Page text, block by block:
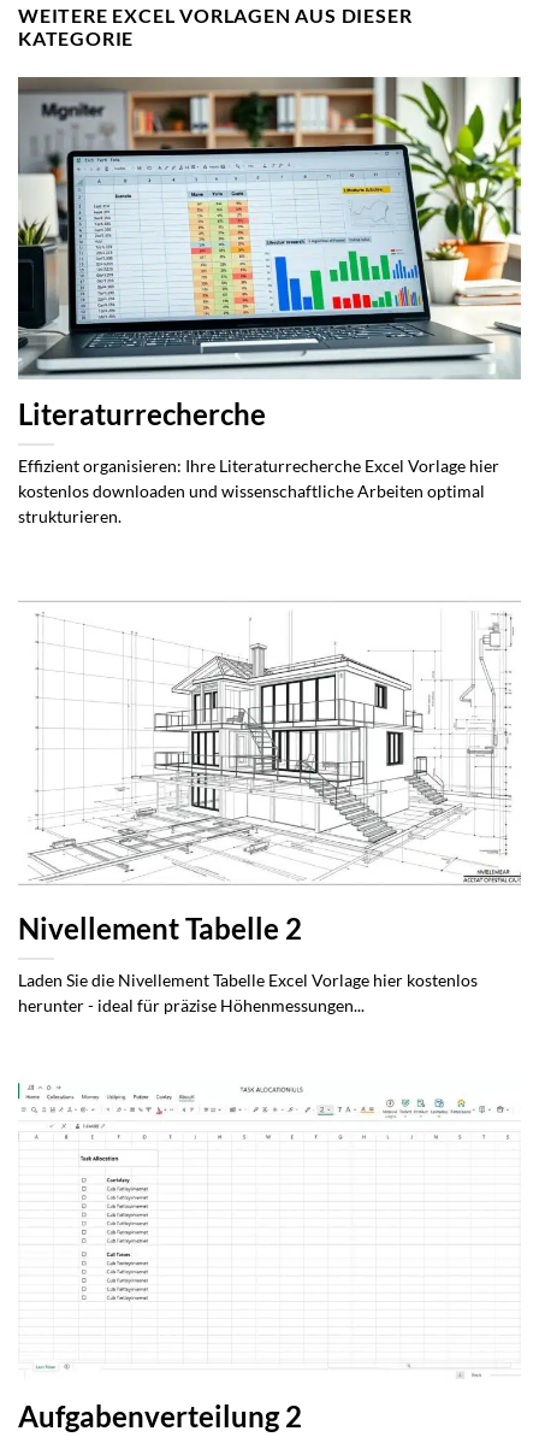
WEITERE EXCEL VORLAGEN AUS DIESER
KATEGORIE
Literaturrecherche
Effizient organisieren: Ihre Literaturrecherche Excel Vorlage hier
kostenlos downloaden und wissenschaftliche Arbeiten optimal
strukturieren.
Nivellement Tabelle 2
Laden Sie die Nivellement Tabelle Excel Vorlage hier kostenlos
herunter - ideal für präzise Höhenmessungen...
Aufgabenverteilung 2